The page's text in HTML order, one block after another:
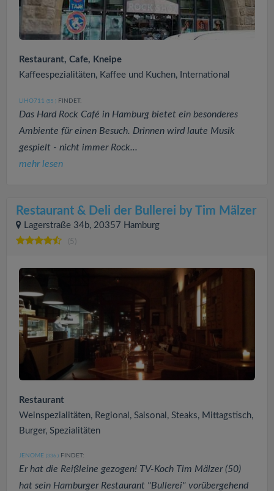
Restaurant, Cafe, Kneipe
Kaffeespezialitäten, Kaffee und Kuchen, International
LIHO711 (55 ) FINDET:
Das Hard Rock Café in Hamburg bietet ein besonderes
Ambiente für einen Besuch. Drinnen wird laute Musik
gespielt - nicht immer Rock...
mehr lesen
Restaurant & Deli der Bullerei by Tim Mälzer
Lagerstraße 34b, 20357 Hamburg
(5)
Restaurant
Weinspezialitäten, Regional, Saisonal, Steaks, Mittagstisch,
Burger, Spezialitäten
JENOME (336 ) FINDET:
Er hat die Reißleine gezogen! TV-Koch Tim Mälzer (50)
hat sein Hamburger Restaurant "Bullerei" vorübergehend